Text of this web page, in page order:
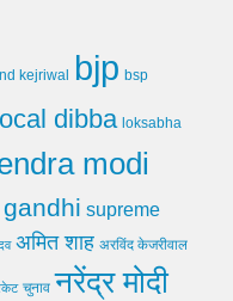
kejriwal bjp bsp
dibba loksabha
modi
supreme
अमित शाह अरविंद केजरीवाल
चुनाव नरेंद्र मोदी